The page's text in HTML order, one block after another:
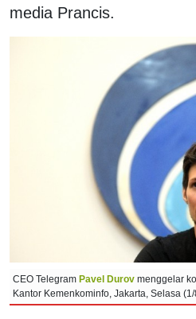
media Prancis.
CEO Telegram Pavel Durov menggelar
Kantor Kemenkominfo, Jakarta, Selasa